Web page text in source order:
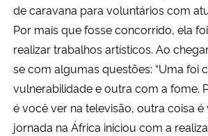
de caravana para voluntários com
Por mais que fosse concorrido, ela
realizar trabalhos artísticos. Ao
se com algumas questões: “Uma foi
vulnerabilidade e outra com a fome.
é você ver na televisão, outra coisa é
jornada na África iniciou com a